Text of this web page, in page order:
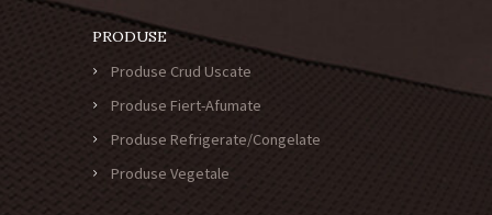
PRODUSE
Produse Crud Uscate
Produse Fiert-Afumate
Produse Refrigerate/Congelate
Produse Vegetale